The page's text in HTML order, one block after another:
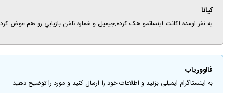
کیانا
يه نفر اومده اکانت اينساتمو هک کرده.جيميل و شماره تلفن بازيابي رو هم عوض
فالووریاب
به اینستاگرام ایمیلی بزنید و اطلاعات خود را ارسال کنید و مورد را توضیح دهید